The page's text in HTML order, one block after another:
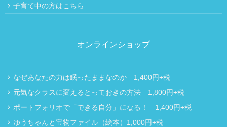
子育て中の方はこちら
オンラインショップ
なぜあなたの力は眠ったままなのか 1,400円+税
元気なクラスに変えるとっておきの方法 1,800円+税
ポートフォリオで「できる自分」になる！ 1,400円+税
ゆうちゃんと宝物ファイル（絵本）1,000円+税